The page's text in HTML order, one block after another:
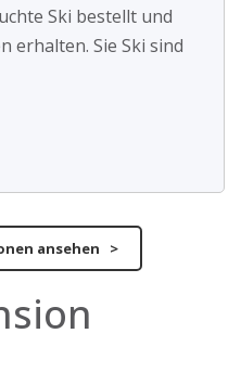
Ski bestellt und
erhalten. Sie Ski sind
ansehen >